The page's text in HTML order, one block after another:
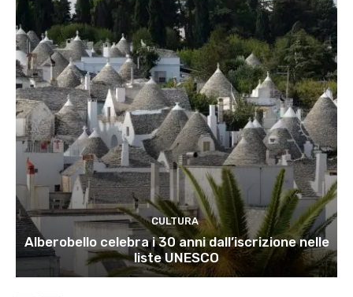
CULTURA
Alberobello celebra i 30 anni dall’iscrizione nelle
liste UNESCO